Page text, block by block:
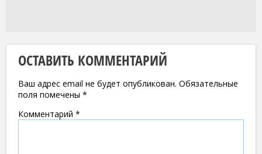
ОСТАВИТЬ КОММЕНТАРИЙ
Ваш адрес email не будет опубликован. Обязательные
поля помечены *
Комментарий *